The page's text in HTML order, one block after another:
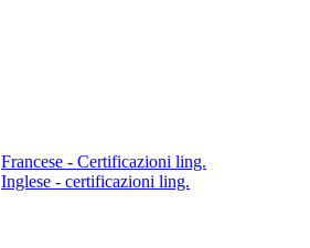
Francese - Certificazioni ling.
Inglese - certificazioni ling.